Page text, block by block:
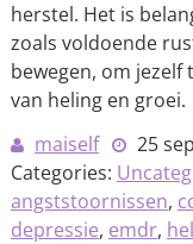
herstel. Het is
zoals voldoende
bewegen, om
van heling en groei.
maiself
25
Categories:
angststoornissen,
depressie, emdr,